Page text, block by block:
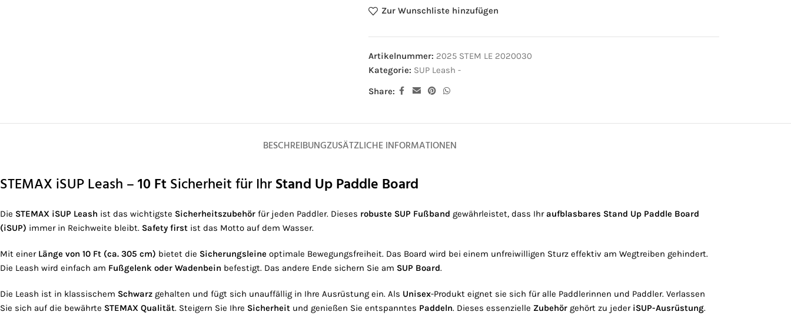
Zur Wunschliste hinzufügen
Artikelnummer: 2025 STEM LE 2020030
Kategorie: SUP Leash -
Share:
BESCHREIBUNGZUSÄTZLICHE INFORMATIONEN
STEMAX iSUP Leash –10 FtSicherheit für IhrStand Up Paddle Board
Die STEMAX iSUP Leash ist das wichtigste Sicherheitszubehör für jeden Paddler. Dieses robuste SUP Fußband gewährleistet, dass Ihr aufblasbares Stand Up Paddle Board
(iSUP) immer in Reichweite bleibt. Safety first ist das Motto auf dem Wasser.
Mit einer Länge von 10 Ft (ca. 305 cm) bietet die Sicherungsleine optimale Bewegungsfreiheit. Das Board wird bei einem unfreiwilligen Sturz effektiv am Wegtreiben gehindert.
Die Leash wird einfach am Fußgelenk oder Wadenbein befestigt. Das andere Ende sichern Sie am SUP Board.
Die Leash ist in klassischem Schwarz gehalten und fügt sich unauffällig in Ihre Ausrüstung ein. Als Unisex-Produkt eignet sie sich für alle Paddlerinnen und Paddler. Verlassen
Sie sich auf die bewährte STEMAX Qualität. Steigern Sie Ihre Sicherheit und genießen Sie entspanntes Paddeln. Dieses essenzielle Zubehör gehört zu jeder iSUP-Ausrüstung.